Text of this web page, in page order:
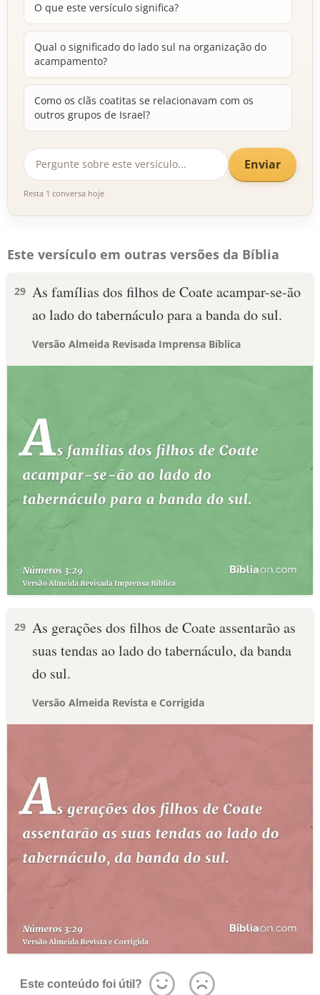
O que este versículo significa?
Qual o significado do lado sul na organização do
acampamento?
Como os clãs coatitas se relacionavam com os
outros grupos de Israel?
Enviar
Resta 1 conversa hoje
Este versículo em outras versões da Bíblia
29 As famílias dos filhos de Coate acampar-se-ão
ao lado do tabernáculo para a banda do sul.
Versão Almeida Revisada Imprensa Bíblica
29 As gerações dos filhos de Coate assentarão as
suas tendas ao lado do tabernáculo, da banda
do sul.
Versão Almeida Revista e Corrigida
Este conteúdo foi útil?